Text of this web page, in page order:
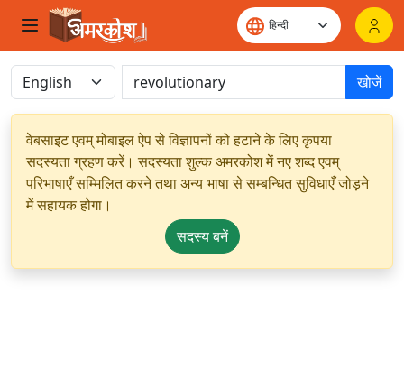
खोजें
वेबसाइट एवम् मोबाइल ऐप से विज्ञापनों को हटाने के लिए कृपया
सदस्यता ग्रहण करें। सदस्यता शुल्क अमरकोश में नए शब्द एवम्
परिभाषाएँ सम्मिलित करने तथा अन्य भाषा से सम्बन्धित सुविधाएँ जोड़ने
में सहायक होगा।
सदस्य बनें